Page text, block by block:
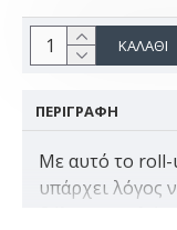
ΚΑΛΆΘΙ
ΠΕΡΙΓΡΑΦΗ
Με αυτό το roll-
υπάρχει λόγος
βέλη